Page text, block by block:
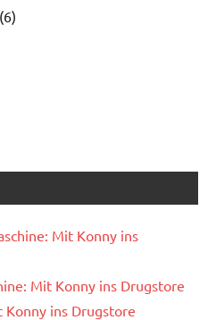
(6)
Mit Konny ins
Mit Konny ins Drugstore
ins Drugstore